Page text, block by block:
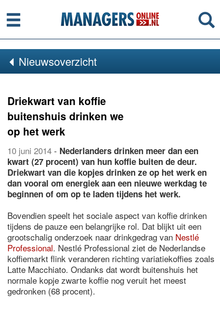
Menu
Nieuwsoverzicht
Driekwart van koffie
buitenshuis drinken we
op het werk
10 juni 2014 - Nederlanders drinken meer dan een
kwart (27 procent) van hun koffie buiten de deur.
Driekwart van die kopjes drinken ze op het werk en
dan vooral om energiek aan een nieuwe werkdag te
beginnen of om op te laden tijdens het werk.
Bovendien speelt het sociale aspect van koffie drinken
tijdens de pauze een belangrijke rol. Dat blijkt uit een
grootschalig onderzoek naar drinkgedrag van Nestlé
Professional. Nestlé Professional ziet de Nederlandse
koffiemarkt flink veranderen richting variatiekoffies zoals
Latte Macchiato. Ondanks dat wordt buitenshuis het
normale kopje zwarte koffie nog veruit het meest
gedronken (68 procent).